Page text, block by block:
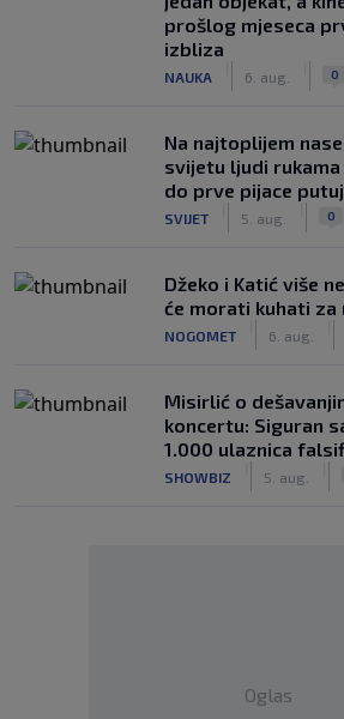
prošlog mjeseca
izbliza
NAUKA 6. aug. 0
Na najtoplijem
svijetu ljudi
do prve pijace
SVIJET 5. aug. 0
Džeko i Katić više
će morati kuhati za
NOGOMET 6. aug.
Misirlić o
koncertu: Siguran
1.000 ulaznica
SHOWBIZ 5. aug.
Oglas